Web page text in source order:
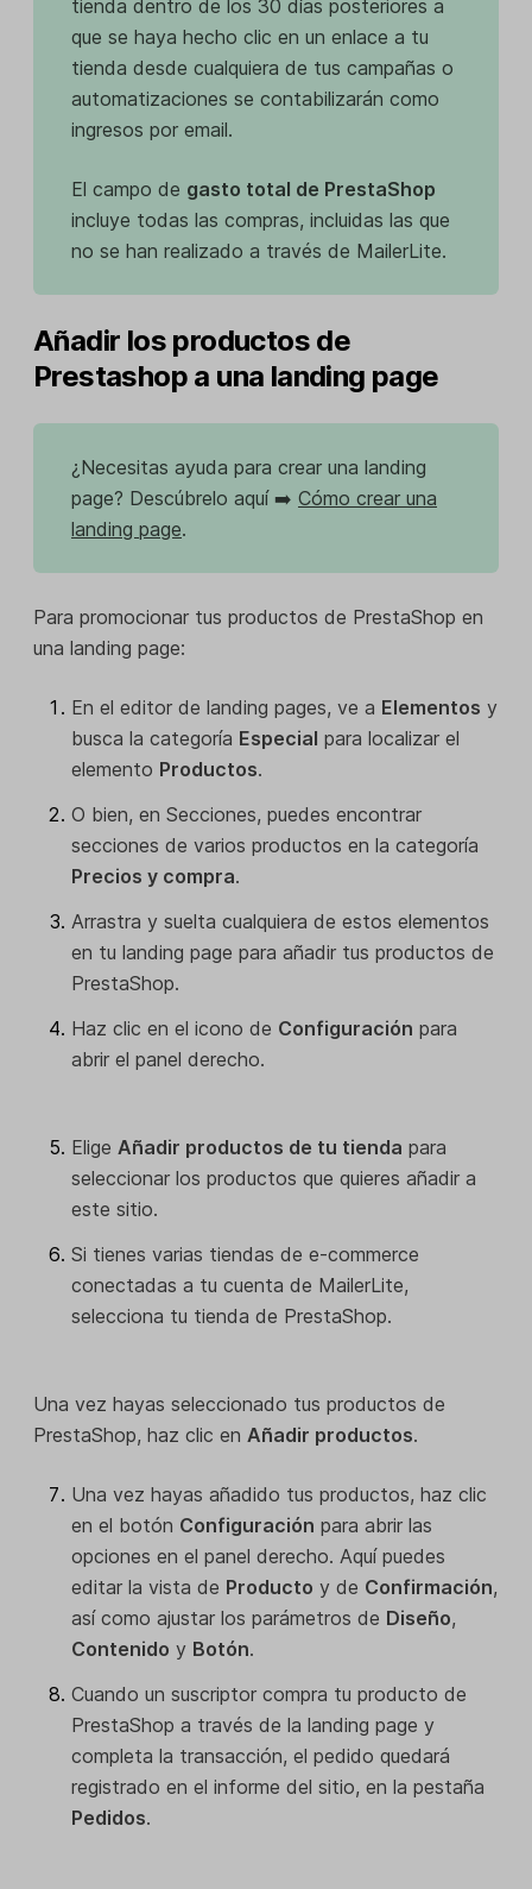
tienda dentro de los 30 días posteriores a
que se haya hecho clic en un enlace a tu
tienda desde cualquiera de tus campañas o
automatizaciones se contabilizarán como
ingresos por email.
El campo de gasto total de PrestaShop
incluye todas las compras, incluidas las que
no se han realizado a través de MailerLite.
Añadir los productos de
Prestashop a una landing page
¿Necesitas ayuda para crear una landing
page? Descúbrelo aquí ➡️ Cómo crear una
landing page.
Para promocionar tus productos de PrestaShop en
una landing page:
En el editor de landing pages, ve a Elementos y
busca la categoría Especial para localizar el
elemento Productos.
O bien, en Secciones, puedes encontrar
secciones de varios productos en la categoría
Precios y compra.
Arrastra y suelta cualquiera de estos elementos
en tu landing page para añadir tus productos de
PrestaShop.
Haz clic en el icono de Configuración para
abrir el panel derecho.
Elige Añadir productos de tu tienda para
seleccionar los productos que quieres añadir a
este sitio.
Si tienes varias tiendas de e-commerce
conectadas a tu cuenta de MailerLite,
selecciona tu tienda de PrestaShop.
Una vez hayas seleccionado tus productos de
PrestaShop, haz clic en Añadir productos.
Una vez hayas añadido tus productos, haz clic
en el botón Configuración para abrir las
opciones en el panel derecho. Aquí puedes
editar la vista de Producto y de Confirmación,
así como ajustar los parámetros de Diseño,
Contenido y Botón.
Cuando un suscriptor compra tu producto de
PrestaShop a través de la landing page y
completa la transacción, el pedido quedará
registrado en el informe del sitio, en la pestaña
Pedidos.